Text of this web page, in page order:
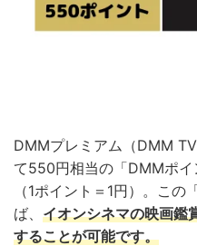
DMMプレミアム（DMM
て550円相当の「DMMポ
（1ポイント＝1円）。こ
ば、 イオンシネマの映画鑑
することが可能です。